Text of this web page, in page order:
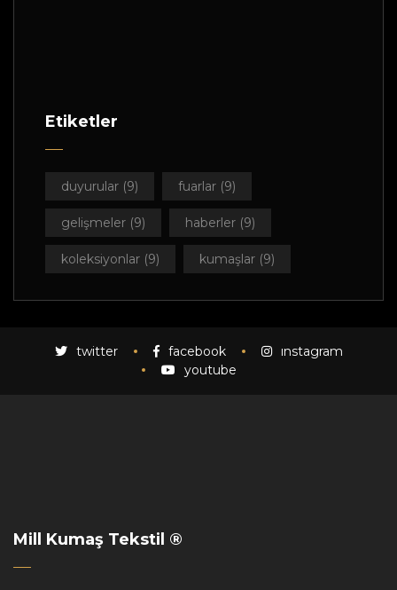
Etiketler
duyurular (9) fuarlar (9)
gelişmeler (9) haberler (9)
koleksiyonlar (9) kumaşlar (9)
twitter facebook
instagram
youtube
Mill Kumaş Tekstil ®